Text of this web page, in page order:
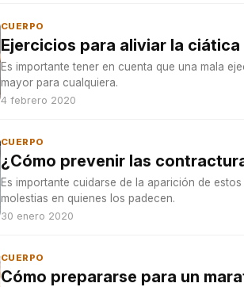
CUERPO
Ejercicios para aliviar la ciática
Es importante tener en cuenta que una mala
mayor para cualquiera.
4 febrero 2020
CUERPO
¿Cómo prevenir las
Es importante cuidarse de la aparición de
molestias en quienes los padecen.
30 enero 2020
CUERPO
Cómo prepararse para un